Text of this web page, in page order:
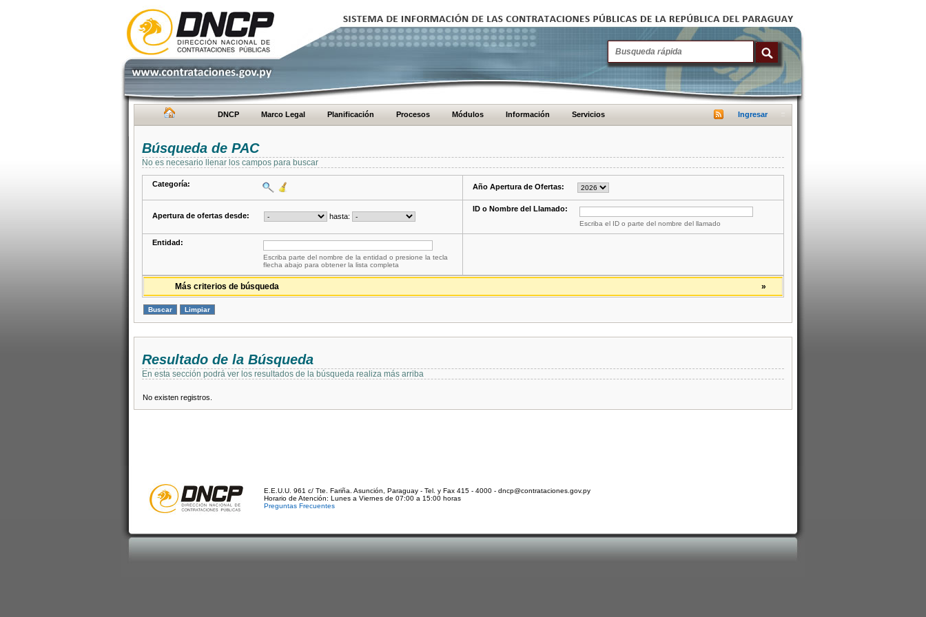
DNCP Marco Legal Planificación Procesos Módulos Información Servicios Ingresar
Búsqueda de PAC
No es necesario llenar los campos para buscar
Categoría: Año Apertura de Ofertas:
Apertura de ofertas desde: hasta:
ID o Nombre del Llamado:
Escriba el ID o parte del nombre del llamado
Entidad:
Escriba parte del nombre de la entidad o presione la tecla
flecha abajo para obtener la lista completa
»
Más criterios de búsqueda
Resultado de la Búsqueda
En esta sección podrá ver los resultados de la búsqueda realiza más arriba
No existen registros.
E.E.U.U. 961 c/ Tte. Fariña. Asunción, Paraguay - Tel. y Fax 415 - 4000 - dncp@contrataciones.gov.py
Horario de Atención: Lunes a Viernes de 07:00 a 15:00 horas
Preguntas Frecuentes